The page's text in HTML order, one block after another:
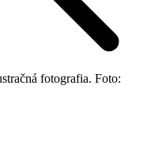
fotografia. Foto: